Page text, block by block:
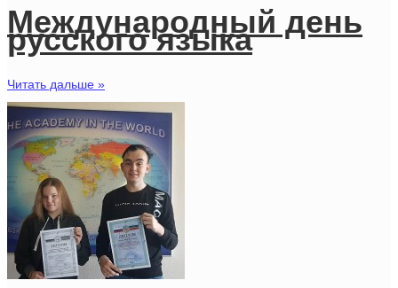
Международный день
русского языка
Читать дальше »